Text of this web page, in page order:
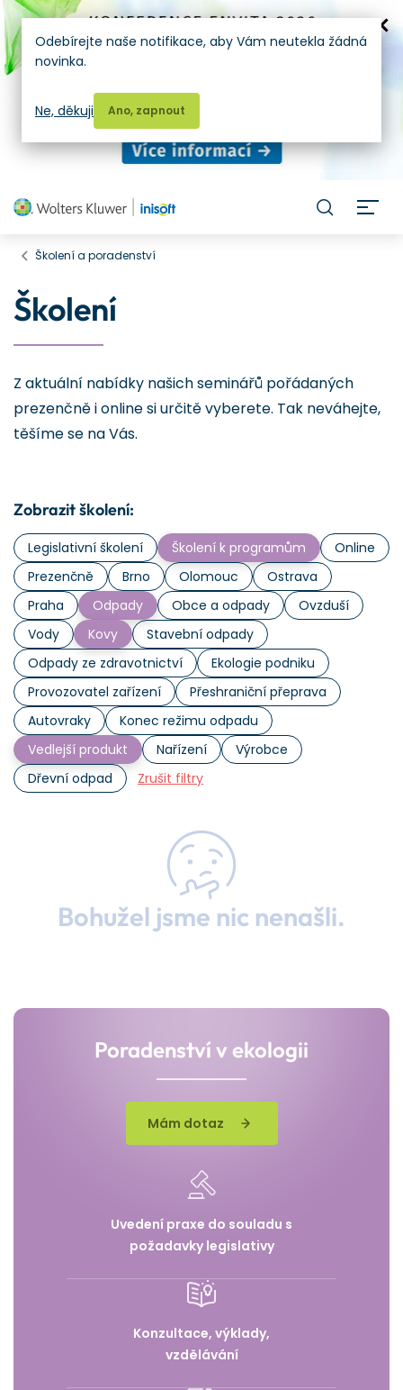
Školení a poradenství
Školení
Z aktuální nabídky našich seminářů pořádaných
prezenčně i online si určitě vyberete. Tak neváhejte,
těšíme se na Vás.
Zobrazit školení:
Legislativní školení Školení k programům
Online
Prezenčně
Brno Olomouc
Ostrava
Praha
Odpady Obce a odpady
Ovzduší
Vody
Kovy
Stavební odpady
Odpady ze zdravotnictví
Ekologie podniku
Provozovatel zařízení
Přeshraniční přeprava
Autovraky
Konec režimu odpadu
Vedlejší produkt
Nařízení
Výrobce
Dřevní odpad
Zrušit filtry
Bohužel jsme nic nenašli.
Poradenství v ekologii
Mám dotaz
Uvedení praxe do souladu s
požadavky legislativy
Konzultace, výklady,
vzdělávání
Odebírejte naše notifikace, aby Vám neutekla žádná
novinka.
Ano, zapnout
Ne, děkuji